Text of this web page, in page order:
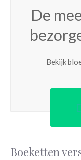
De
Bekijk
Boeketten